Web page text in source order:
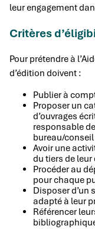
leur engagement
Critères
Pour prétendre à
d’édition doivent :
Publier à
Proposer un
d’ouvrages
responsable
bureau/
Avoir une
du tiers de leur
Procéder au
pour chaque
Disposer
adapté à leur
Référencer